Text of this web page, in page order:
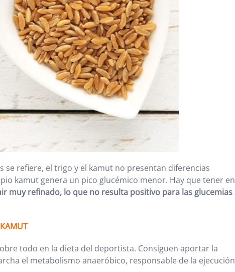
se refiere, el trigo y el kamut no presentan diferencias
kamut genera un pico glucémico menor. Hay que tener en
muy refinado, lo que no resulta positivo para las glucemias
todo en la dieta del deportista. Consiguen aportar la
el metabolismo anaeróbico, responsable de la ejecución